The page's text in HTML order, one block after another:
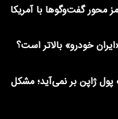
محور گفت‌وگوها با آمریکا
خودرو» بالاتر است؟
ژاپن بر نمی‌آید؛ مشکل